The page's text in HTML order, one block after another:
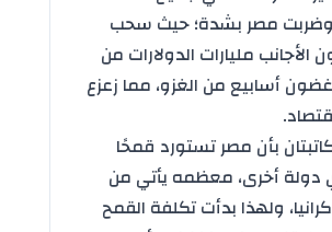
وضربت مصر بشدة؛ حيث سحب
الأجانب مليارات الدولارات من
أسابيع من الغزو، مما زعزع
بأن مصر تستورد قمحًا
دولة أخرى، معظمه يأتي من
ولهذا بدأت تكلفة القمح